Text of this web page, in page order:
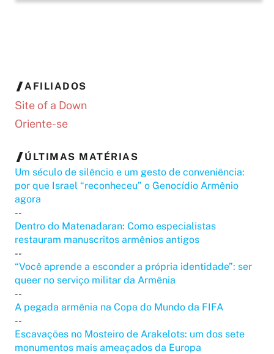
AFILIADOS
Site of a Down
Oriente-se
ÚLTIMAS MATÉRIAS
Um século de silêncio e um gesto de conveniência:
por que Israel “reconheceu” o Genocídio Armênio
agora
--
Dentro do Matenadaran: Como especialistas
restauram manuscritos armênios antigos
--
“Você aprende a esconder a própria identidade”: ser
queer no serviço militar da Armênia
--
A pegada armênia na Copa do Mundo da FIFA
--
Escavações no Mosteiro de Arakelots: um dos sete
monumentos mais ameaçados da Europa